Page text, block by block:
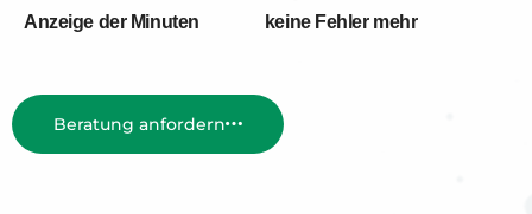
Anzeige der Minuten keine Fehler mehr
Beratung anfordern